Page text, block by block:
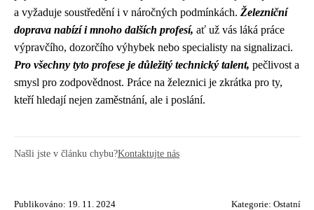
a vyžaduje soustředění i v náročných podmínkách. Železniční
doprava nabízí i mnoho dalších profesí, ať už vás láká práce
výpravčího, dozorčího výhybek nebo specialisty na signalizaci.
Pro všechny tyto profese je důležitý technický talent, pečlivost a
smysl pro zodpovědnost. Práce na železnici je zkrátka pro ty,
kteří hledají nejen zaměstnání, ale i poslání.
Našli jste v článku chybu?Kontaktujte nás
Publikováno: 19. 11. 2024 Kategorie: Ostatní